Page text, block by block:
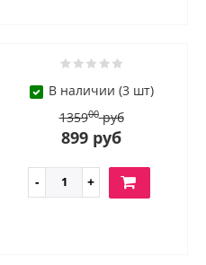
В наличии (3 шт)
135900руб
899 руб